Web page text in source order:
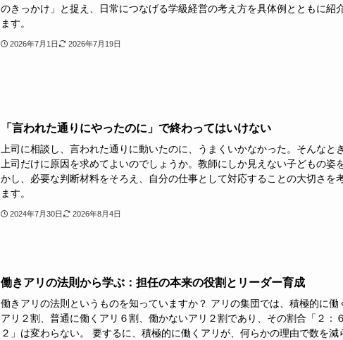
のきっかけ」と捉え、日常につなげる学級経営の考え方を具体例とともに紹
ます。
2026年7月1日 2026年7月19日
「言われた通りにやったのに」で終わってはいけない
上司に相談し、言われた通りに動いたのに、うまくいかなかった。そんなとき
上司だけに原因を求めてよいのでしょうか。教師にしか見えない子どもの姿
かし、必要な判断材料をそろえ、自分の仕事として対応することの大切さを
ます。
2024年7月30日 2026年8月4日
働きアリの法則から学ぶ：担任の本来の役割とリーダー育成
働きアリの法則というものを知っていますか？ アリの集団では、積極的に働
アリ２割、普通に働くアリ６割、働かないアリ２割であり、その割合「２：
２」は変わらない。 要するに、積極的に働くアリが、何らかの理由で数を減